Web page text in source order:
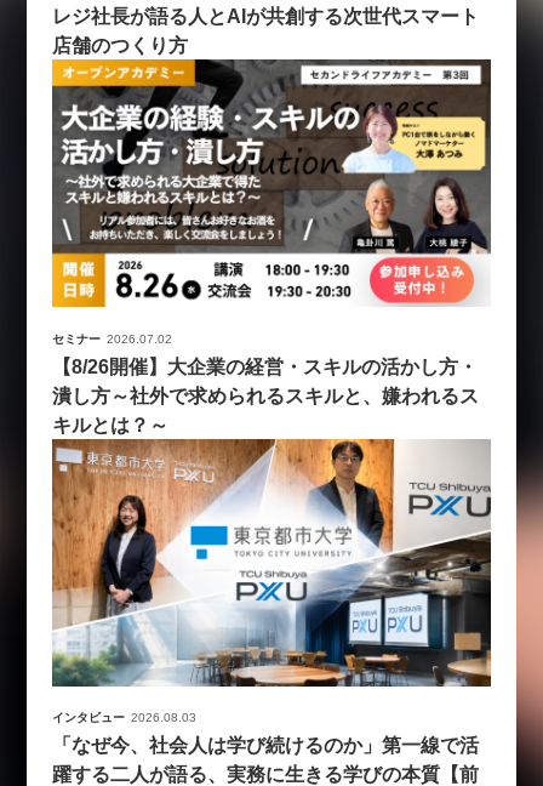
レジ社長が語る人とAIが共創する次世代スマート
店舗のつくり方
セミナー 2026.07.02
【8/26開催】大企業の経営・スキルの活かし方・
潰し方～社外で求められるスキルと、嫌われるス
キルとは？～
インタビュー 2026.08.03
「なぜ今、社会人は学び続けるのか」第一線で活
躍する二人が語る、実務に生きる学びの本質【前